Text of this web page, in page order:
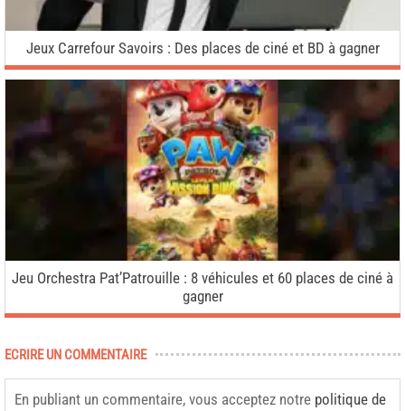
Jeux Carrefour Savoirs : Des places de ciné et BD à gagner
Jeu Orchestra Pat’Patrouille : 8 véhicules et 60 places de ciné à
gagner
ECRIRE UN COMMENTAIRE
En publiant un commentaire, vous acceptez notre politique de